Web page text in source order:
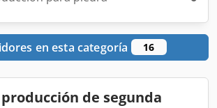
en esta categoría 16
de segunda